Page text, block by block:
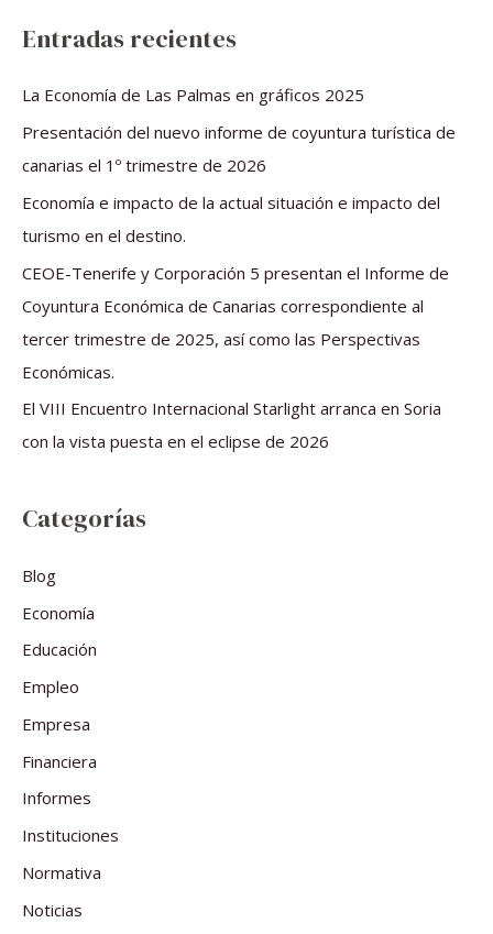
a
r
Entradas recientes
La Economía de Las Palmas en gráficos 2025
Presentación del nuevo informe de coyuntura turística de
canarias el 1º trimestre de 2026
Economía e impacto de la actual situación e impacto del
turismo en el destino.
CEOE-Tenerife y Corporación 5 presentan el Informe de
Coyuntura Económica de Canarias correspondiente al
tercer trimestre de 2025, así como las Perspectivas
Económicas.
El VIII Encuentro Internacional Starlight arranca en Soria
con la vista puesta en el eclipse de 2026
Categorías
Blog
Economía
Educación
Empleo
Empresa
Financiera
Informes
Instituciones
Normativa
Noticias